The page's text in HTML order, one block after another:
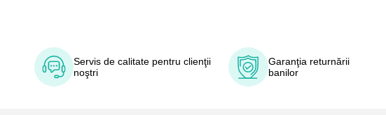
Servis de calitate pentru clienţii
noştri
Garanţia returnării
banilor